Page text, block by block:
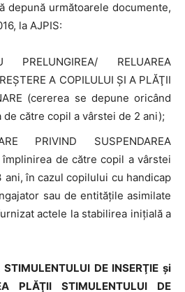
depună următoarele documente,
la AJPIS:
PRELUNGIREA/ RELUAREA
A COPILULUI ŞI A PLĂŢII
(cererea se depune oricând
către copil a vârstei de 2 ani);
PRIVIND SUSPENDAREA
împlinirea de către copil a vârstei
în cazul copilului cu handicap
sau de entităţile asimilate
actele la stabilirea iniţială a
DE INSERŢIE şi
PLĂŢII STIMULENTULUI DE